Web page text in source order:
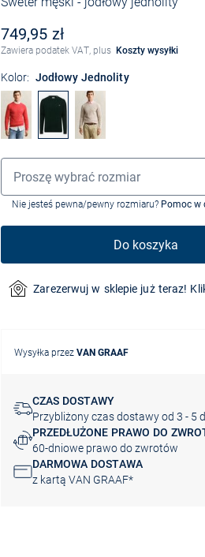
749,95 zł
Zawiera podatek VAT, plus Koszty wysyłki
Kolor: Jodłowy Jednolity
Wybór rozmiaru
Proszę wybrać rozmiar
Nie jesteś pewna/pewny rozmiaru? Pomoc w
Do koszyka
Zarezerwuj w sklepie już teraz!
Wysyłka przez VAN GRAAF
CZAS DOSTAWY
Przybliżony czas dostawy od 3 - 5
PRZEDŁUŻONE PRAWO DO
60-dniowe prawo do zwrotów
DARMOWA DOSTAWA
z kartą VAN GRAAF*